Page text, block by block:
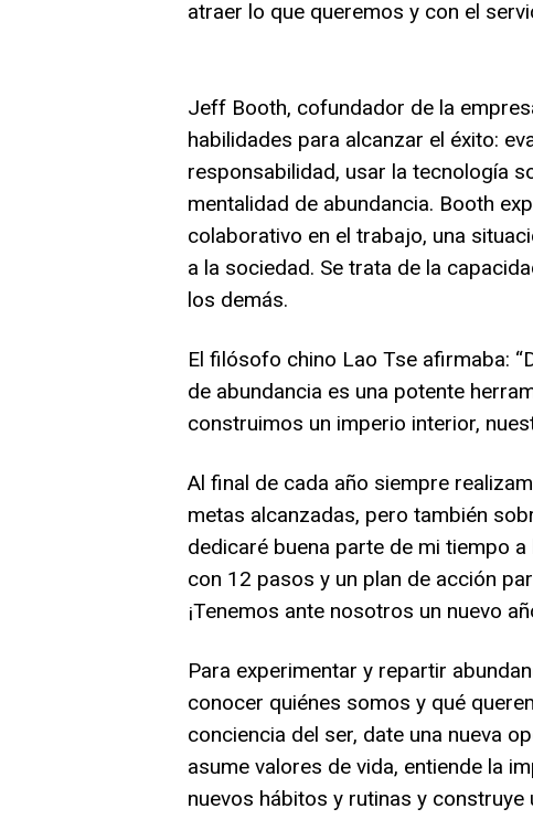
atraer lo que queremos y con el
Jeff Booth, cofundador de la
habilidades para alcanzar el éxito:
responsabilidad, usar la tecnología
mentalidad de abundancia. Booth
colaborativo en el trabajo, una
a la sociedad. Se trata de la
los demás.
El filósofo chino Lao Tse afirmaba:
de abundancia es una potente
construimos un imperio interior,
Al final de cada año siempre
metas alcanzadas, pero también
dedicaré buena parte de mi tiempo
con 12 pasos y un plan de acción
¡Tenemos ante nosotros un nuevo
Para experimentar y repartir
conocer quiénes somos y qué
conciencia del ser, date una nueva
asume valores de vida, entiende la
nuevos hábitos y rutinas y